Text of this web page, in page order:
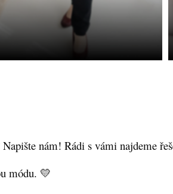
nám! Rádi s vámi najdeme
módu. 💛